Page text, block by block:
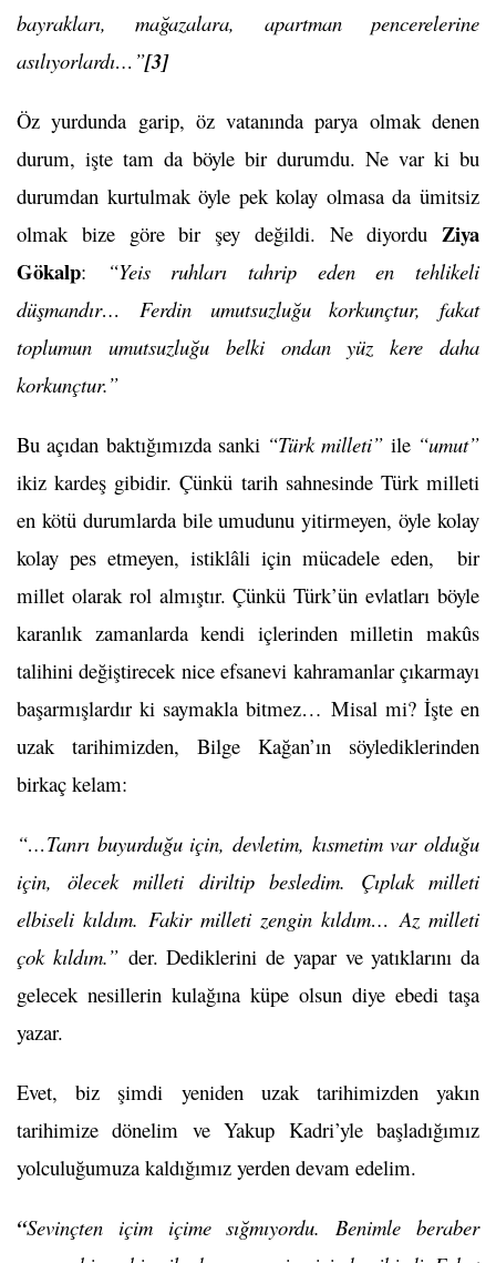
bayrakları, mağazalara, apartman pencerelerine
asılıyorlardı…”[3]
Öz yurdunda garip, öz vatanında parya olmak denen
durum, işte tam da böyle bir durumdu. Ne var ki bu
durumdan kurtulmak öyle pek kolay olmasa da ümitsiz
olmak bize göre bir şey değildi. Ne diyordu Ziya
Gökalp:
“Yeis ruhları tahrip eden en tehlikeli
düşmandır… Ferdin umutsuzluğu korkunçtur, fakat
toplumun umutsuzluğu belki ondan yüz kere daha
korkunçtur.”
Bu açıdan baktığımızda sanki “Türk milleti” ile “umut”
ikiz kardeş gibidir. Çünkü tarih sahnesinde Türk milleti
en kötü durumlarda bile umudunu yitirmeyen, öyle kolay
kolay pes etmeyen, istiklâli için mücadele eden, bir
millet olarak rol almıştır. Çünkü Türk’ün evlatları böyle
karanlık zamanlarda kendi içlerinden milletin makûs
talihini değiştirecek nice efsanevi kahramanlar çıkarmayı
başarmışlardır ki saymakla bitmez… Misal mi? İşte en
uzak tarihimizden, Bilge Kağan’ın söylediklerinden
birkaç kelam:
“…Tanrı buyurduğu için, devletim, kısmetim var olduğu
için, ölecek milleti diriltip besledim. Çıplak milleti
elbiseli kıldım. Fakir milleti zengin kıldım… Az milleti
çok kıldım.”der. Dediklerini de yapar ve yatıklarını da
gelecek nesillerin kulağına küpe olsun diye ebedi taşa
yazar.
Evet, biz şimdi yeniden uzak tarihimizden yakın
tarihimize dönelim ve Yakup Kadri’yle başladığımız
yolculuğumuza kaldığımız yerden devam edelim.
“Sevinçten içim içime sığmıyordu. Benimle beraber